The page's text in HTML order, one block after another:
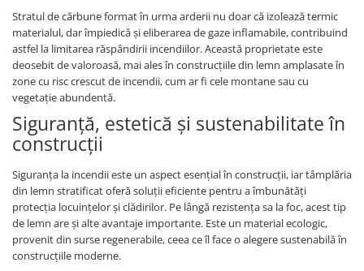
Stratul de cărbune format în urma arderii nu doar că izolează termic
materialul, dar împiedică și eliberarea de gaze inflamabile, contribuind
astfel la limitarea răspândirii incendiilor. Această proprietate este
deosebit de valoroasă, mai ales în construcțiile din lemn amplasate în
zone cu risc crescut de incendii, cum ar fi cele montane sau cu
vegetație abundentă.
Siguranță, estetică și sustenabilitate în
construcții
Siguranța la incendii este un aspect esențial în construcții, iar tâmplăria
din lemn stratificat oferă soluții eficiente pentru a îmbunătăți
protecția locuințelor și clădirilor. Pe lângă rezistența sa la foc, acest tip
de lemn are și alte avantaje importante. Este un material ecologic,
provenit din surse regenerabile, ceea ce îl face o alegere sustenabilă în
construcțiile moderne.